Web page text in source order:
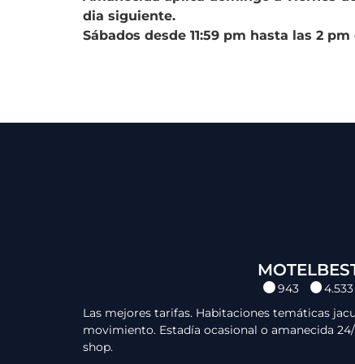
dia siguiente.
Sábados desde 11:59 pm hasta las 2
943
4.533
Las mejores tarifas. Habitaciones temáticas
movimiento. Estadía ocasional o amanecida
shop.